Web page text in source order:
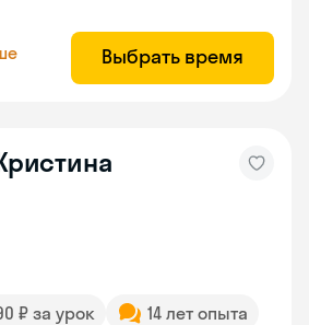
Выбрать время
₽ за урок
14 лет опыта